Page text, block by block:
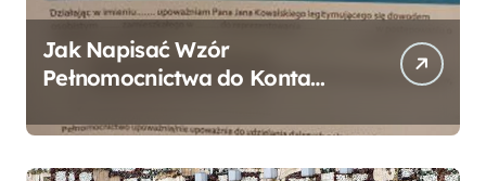
Jak Napisać Wzór
Pełnomocnictwa do Konta
Przewodnik